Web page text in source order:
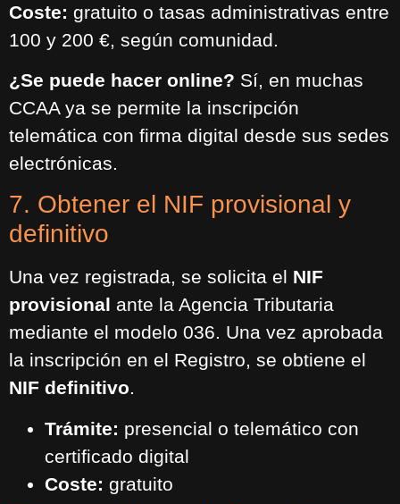
Coste: gratuito o tasas administrativas entre
100 y 200 €, según comunidad.
¿Se puede hacer online? Sí, en muchas
CCAA ya se permite la inscripción
telemática con firma digital desde sus sedes
electrónicas.
7. Obtener el NIF provisional y
definitivo
Una vez registrada, se solicita el NIF
provisional ante la Agencia Tributaria
mediante el modelo 036. Una vez aprobada
la inscripción en el Registro, se obtiene el
NIF definitivo.
Trámite: presencial o telemático con
certificado digital
Coste: gratuito